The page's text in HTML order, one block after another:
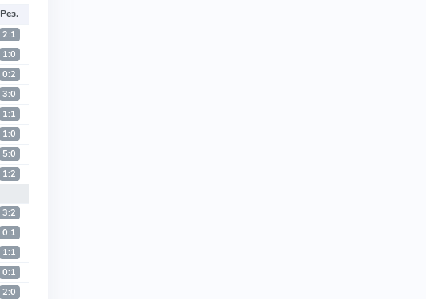
Рез.
2:1
1:0
0:2
3:0
1:1
1:0
5:0
1:2
3:2
0:1
1:1
0:1
2:0